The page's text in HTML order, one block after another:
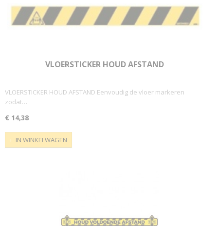
VLOERSTICKER HOUD AFSTAND
VLOERSTICKER HOUD AFSTAND Eenvoudig de vloer markeren
zodat…
€ 14,38
IN WINKELWAGEN